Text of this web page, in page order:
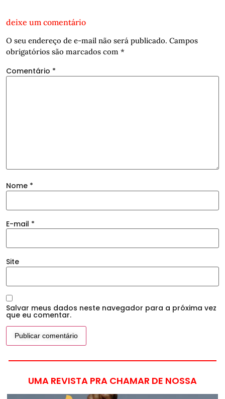
deixe um comentário
O seu endereço de e-mail não será publicado. Campos
obrigatórios são marcados com *
Comentário *
Nome *
E-mail *
Site
Salvar meus dados neste navegador para a próxima vez
que eu comentar.
UMA REVISTA PRA CHAMAR DE NOSSA